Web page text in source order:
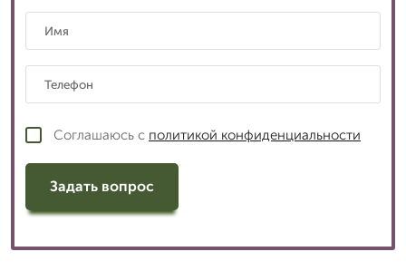
Соглашаюсь с политикой конфиденциальности
Задать вопрос